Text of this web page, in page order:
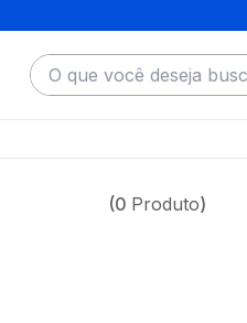
O que você deseja buscar?
0 Produto